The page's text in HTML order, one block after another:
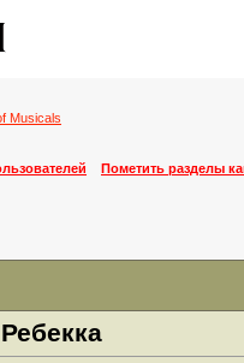
Musicals
Пометить разделы